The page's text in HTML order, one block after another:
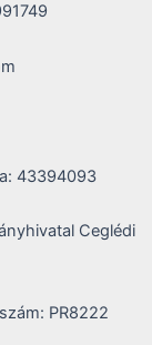
43394093
Ceglédi
PR8222